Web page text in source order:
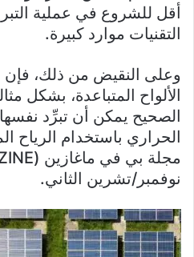
أقل للشروع في عملية
التقنيات موارد كبيرة.
وعلى النقيض من ذلك،
الألواح المتباعدة، بشكل
الصحيح يمكن أن تبرِّد
الحراري باستخدام
نوفمبر/تشرين الثاني.